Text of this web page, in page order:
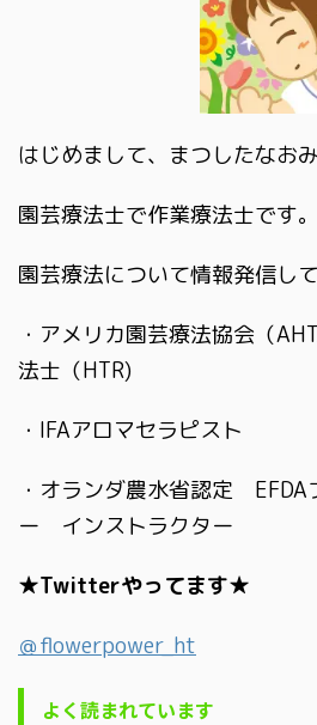
はじめまして、まつしたなお
園芸療法士で作業療法士です。
園芸療法について情報発信し
・アメリカ園芸療法協会（
法士（HTR)
・IFAアロマセラピスト
・オランダ農水省認定 EFDA
ー インストラクター
★Twitterやってます★
＠flowerpower_ht
よく読まれています